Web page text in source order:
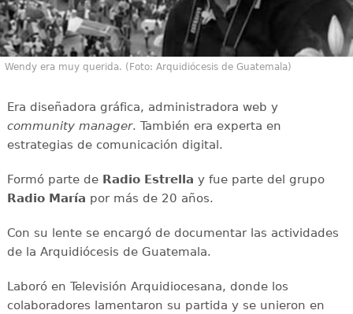
Wendy era muy querida. (Foto: Arquidiócesis de Guatemala)
Era diseñadora gráfica, administradora web y
community manager. También era experta en
estrategias de comunicación digital.
Formó parte de Radio Estrella y fue parte del grupo
Radio María por más de 20 años.
Con su lente se encargó de documentar las actividades
de la Arquidiócesis de Guatemala.
Laboró en Televisión Arquidiocesana, donde los
colaboradores lamentaron su partida y se unieron en